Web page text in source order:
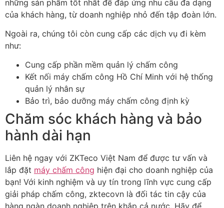
những sản phẩm tốt nhất để đáp ứng nhu cầu đa dạng
của khách hàng, từ doanh nghiệp nhỏ đến tập đoàn lớn.
Ngoài ra, chúng tôi còn cung cấp các dịch vụ đi kèm
như:
Cung cấp phần mềm quản lý chấm công
Kết nối máy chấm công Hồ Chí Minh với hệ thống
quản lý nhân sự
Bảo trì, bảo dưỡng máy chấm công định kỳ
Chăm sóc khách hàng và bảo
hành dài hạn
Liên hệ ngay với ZKTeco Việt Nam để được tư vấn và
lắp đặt máy chấm công hiện đại cho doanh nghiệp của
bạn! Với kinh nghiệm và uy tín trong lĩnh vực cung cấp
giải pháp chấm công, zktecovn là đối tác tin cậy của